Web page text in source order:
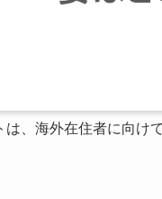
、海外在住者に向け